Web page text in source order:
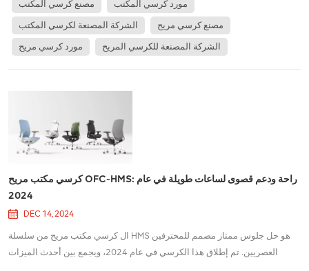
مصنع كرسي المكتب مورد كرسي المكتب
الشركة المصنعة لكرسي المكتب مصنع كرسي مريح
مورد كرسي مريح الشركة المصنعة للكرسي المريح
كرسي مكتب مريح OFC-HMS: راحة ودعم قصوى لساعات طويلة في عام
2024
DEC 14, 2024
ال كرسي مكتب مريح من سلسلة HMS هو حل جلوس ممتاز مصمم للمحترفين
العصريين. تم إطلاق هذا الكرسي في عام 2024، ويجمع بين أحدث الميزات